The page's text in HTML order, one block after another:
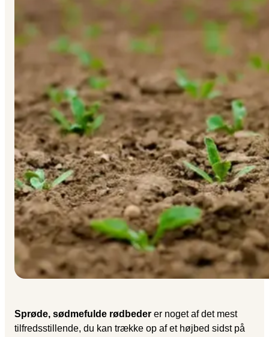
Sprøde, sødmefulde rødbeder er noget af det mest
tilfredsstillende, du kan trække op af et højbed sidst på